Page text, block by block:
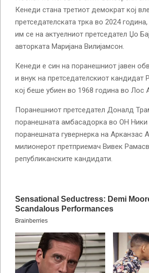
Кенеди стана третиот демократ кој
претседателската трка во 2024
им се на актуелниот претседател Џо
авторката Маријана Вилијамсон.
Кенеди е син на поранешниот јавен
и внук на претседателскиот кандидат
кој беше убиен во 1968 година во Лос
Поранешниот претседател Доналд
поранешната амбасадорка во ОН Ники
поранешната гувернерка на Арканзас
милионерот претприемач Вивек
републиканските кандидати.